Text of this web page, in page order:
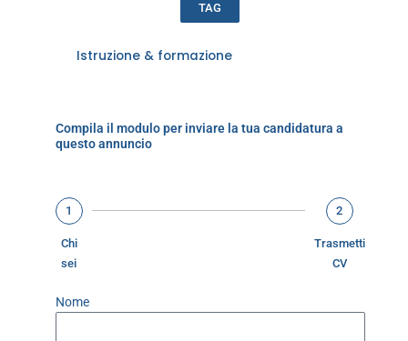
TAG
Istruzione & formazione
Compila il modulo per inviare la tua candidatura a
questo annuncio
1
Chi
sei
2
Trasmetti
CV
Nome